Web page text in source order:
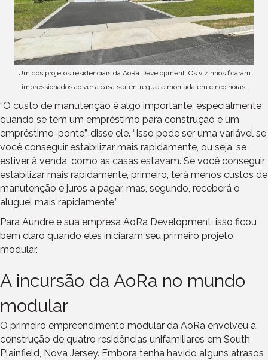
Um dos projetos residenciais da AoRa Development. Os vizinhos ficaram
impressionados ao ver a casa ser entregue e montada em cinco horas.
“O custo de manutenção é algo importante, especialmente
quando se tem um empréstimo para construção e um
empréstimo-ponte”, disse ele. “Isso pode ser uma variável se
você conseguir estabilizar mais rapidamente, ou seja, se
estiver à venda, como as casas estavam. Se você conseguir
estabilizar mais rapidamente, primeiro, terá menos custos de
manutenção e juros a pagar, mas, segundo, receberá o
aluguel mais rapidamente.”
Para Aundre e sua empresa AoRa Development, isso ficou
bem claro quando eles iniciaram seu primeiro projeto
modular.
A incursão da AoRa no mundo
modular
O primeiro empreendimento modular da AoRa envolveu a
construção de quatro residências unifamiliares em South
Plainfield, Nova Jersey. Embora tenha havido alguns atrasos